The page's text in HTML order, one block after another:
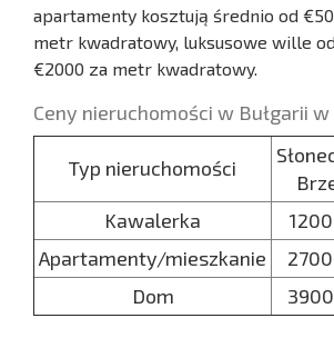
apartamenty kosztują średnio od
metr kwadratowy, luksusowe wille
€2000 za metr kwadratowy.
Ceny nieruchomości w Bułgarii w
Typ nieruchomości
Kawalerka
Apartamenty/mieszkanie
Dom